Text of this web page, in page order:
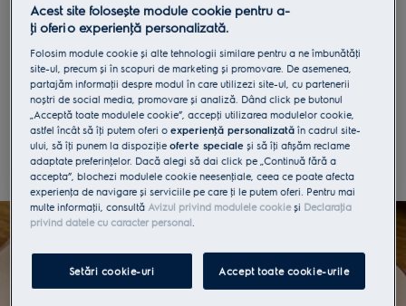
pentru o cină simplă sau cu prietenii. Vara ai
toate legumele și fructele la dispoziţie iar asta îţi
permite să improvizezi. Nici nu ar trebui să fie
mai complicat de atât." -Cristina Mazilu
Urmărește reţeta video
Acest site folosește module cookie pentru a-
ţi oferi o experienţă personalizată.
Folosim module cookie și alte tehnologii similare pentru a ne îmbunătăţi
site-ul, precum și în scopuri de marketing și promovare. De asemenea,
partajăm informaţii despre modul în care utilizezi site-ul, cu partenerii
noștri de social media, promovare și analiză. Dând click pe butonul
„Acceptă toate modulele cookie”, accepţi utilizarea modulelor cookie,
astfel încât să îţi putem oferi oexperienţă personalizată în cadrul site-
ului, să îţi punem la dispoziţieoferte speciale și să îţi afișăm reclame
adaptate preferinţelor. Dacă alegi să dai click pe „Continuă fără a
accepta”, blochezi modulele cookie neesenţiale, ceea ce poate afecta
experienţa de navigare și serviciile pe care ţi le putem oferi. Pentru mai
multe informaţii, consultă Avizul privind modulele cookieși Declaraţia
privind datele cu caracter personal.
Setări cookie-uri Accept toate cookie-urile